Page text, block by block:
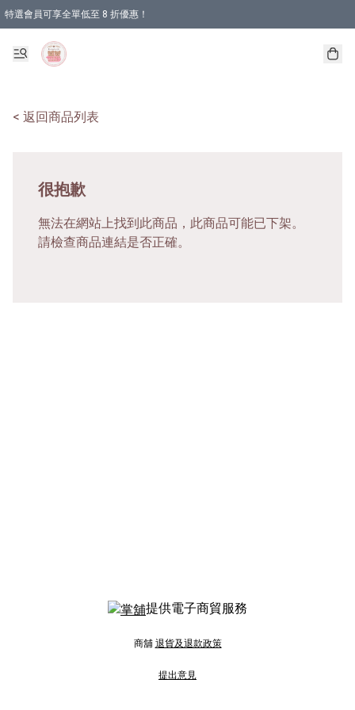
特選會員可享全單低至 8 折優惠！
< 返回商品列表
很抱歉
無法在網站上找到此商品，此商品可能已下架。
請檢查商品連結是否正確。
提供電子商貿服務
商舖 退貨及退款政策
提出意見